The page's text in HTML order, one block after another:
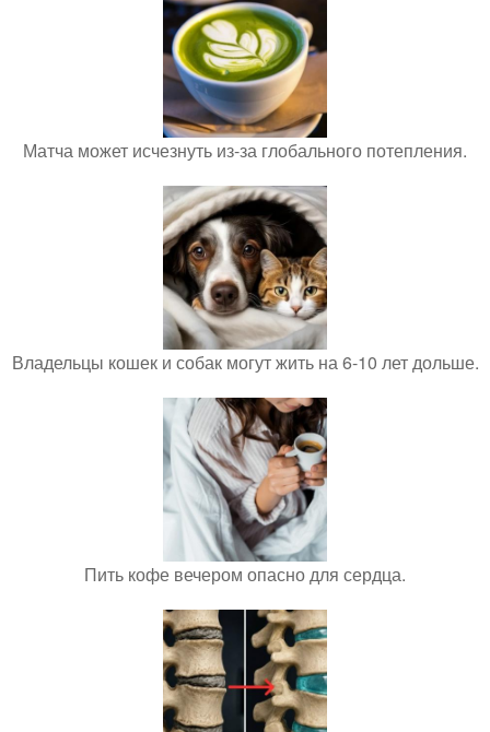
Матча может исчезнуть из-за глобального потепления.
Владельцы кошек и собак могут жить на 6-10 лет дольше.
Пить кофе вечером опасно для сердца.